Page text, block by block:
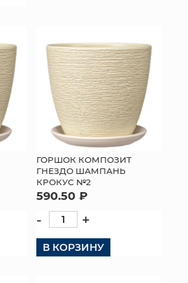
ГОРШОК КОМПОЗИТ
ГНЕЗДО ШАМПАНЬ
КРОКУС №2
590.50 ₽
- +
В КОРЗИНУ